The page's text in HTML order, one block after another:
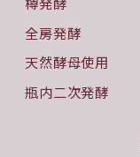
全房発酵
天然酵母使用
瓶内二次発酵